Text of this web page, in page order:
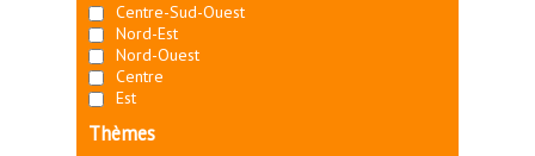
Centre-Sud-Ouest
Nord-Est
Nord-Ouest
Centre
Est
Thèmes